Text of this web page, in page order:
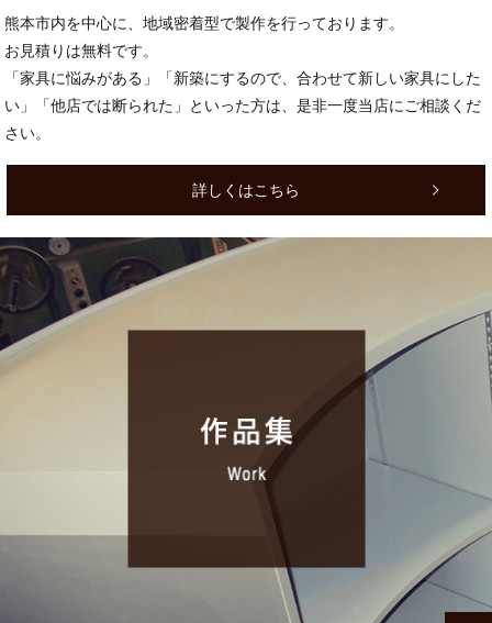
熊本市内を中心に、地域密着型で製作を行っております。
お見積りは無料です。
「家具に悩みがある」「新築にするので、合わせて新しい家具にした
い」「他店では断られた」といった方は、是非一度当店にご相談くだ
さい。
詳しくはこちら